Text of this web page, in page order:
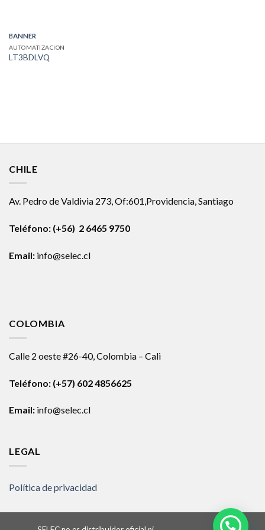
BANNER
AUTOMATIZACION
LT3BDLVQ
CHILE
Av. Pedro de Valdivia 273, Of:601,Providencia, Santiago
Teléfono: (+56) 2 6465 9750
Email: info@selec.cl
COLOMBIA
Calle 2 oeste #26-40, Colombia – Cali
Teléfono: (+57) 602 4856625
Email: info@selec.cl
LEGAL
Política de privacidad